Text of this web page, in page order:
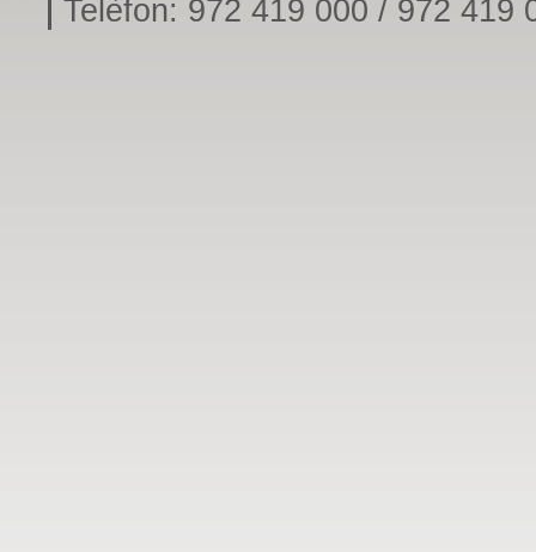
Telèfon: 972 419 000 / 972 419